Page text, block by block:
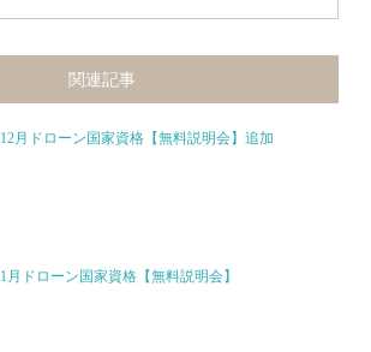
関連記事
12月ドローン国家資格【無料説明会】追加
1月ドローン国家資格【無料説明会】